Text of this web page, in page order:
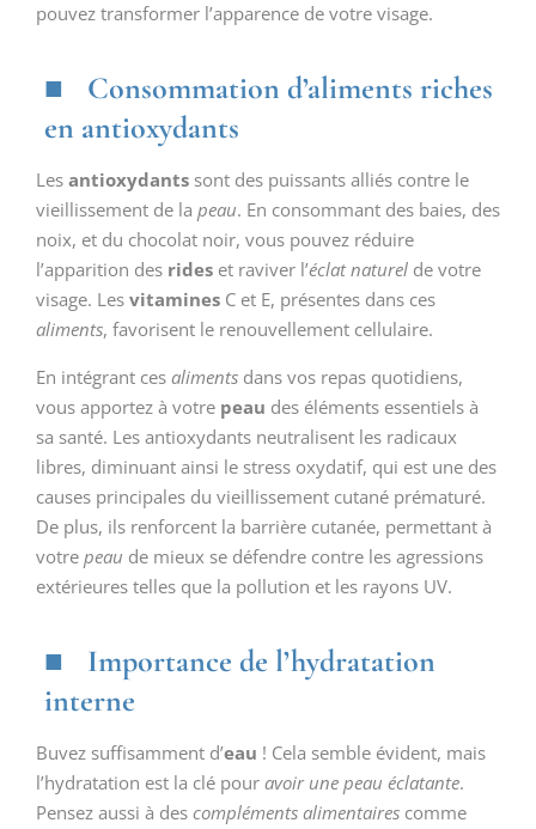
pouvez transformer l’apparence de votre visage.
Consommation d’aliments riches
en antioxydants
Les antioxydants sont des puissants alliés contre le
vieillissement de la peau. En consommant des baies, des
noix, et du chocolat noir, vous pouvez réduire
l’apparition des rides et raviver l’éclat naturel de votre
visage. Les vitamines C et E, présentes dans ces
aliments, favorisent le renouvellement cellulaire.
En intégrant ces aliments dans vos repas quotidiens,
vous apportez à votre peau des éléments essentiels à
sa santé. Les antioxydants neutralisent les radicaux
libres, diminuant ainsi le stress oxydatif, qui est une des
causes principales du vieillissement cutané prématuré.
De plus, ils renforcent la barrière cutanée, permettant à
votre peau de mieux se défendre contre les agressions
extérieures telles que la pollution et les rayons UV.
Importance de l’hydratation
interne
Buvez suffisamment d’eau ! Cela semble évident, mais
l’hydratation est la clé pour avoir une peau éclatante.
Pensez aussi à des compléments alimentaires comme